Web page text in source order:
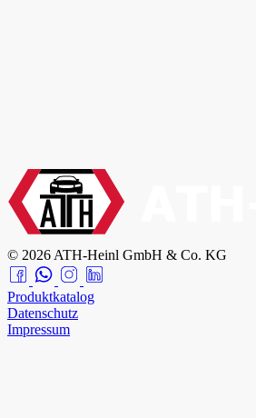
© 2026 ATH-Heinl GmbH & Co. KG
Produktkatalog
Datenschutz
Impressum